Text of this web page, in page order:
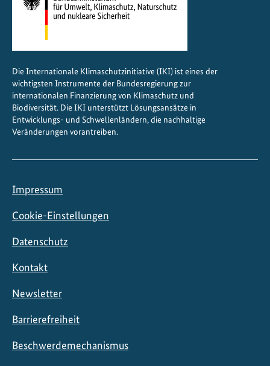
Die Internationale Klimaschutzinitiative (IKI) ist eines der
wichtigsten Instrumente der Bundesregierung zur
internationalen Finanzierung von Klimaschutz und
Biodiversität. Die IKI unterstützt Lösungsansätze in
Entwicklungs- und Schwellenländern, die nachhaltige
Veränderungen vorantreiben.
Impressum
Cookie-Einstellungen
Datenschutz
Kontakt
Newsletter
Barrierefreiheit
Beschwerdemechanismus